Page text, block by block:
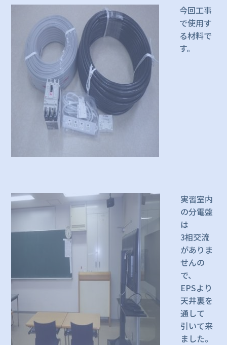
今回工事
で使用す
る材料で
す。
実習室内
の分電盤
は
3相交流
がありま
せんの
で、
EPSより
天井裏を
通して
引いて来
ました。